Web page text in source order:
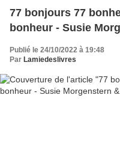
77 bonjours 77
bonheur - Susie
Publié le 24/10/2022 à 19:48
Par Lamiedeslivres